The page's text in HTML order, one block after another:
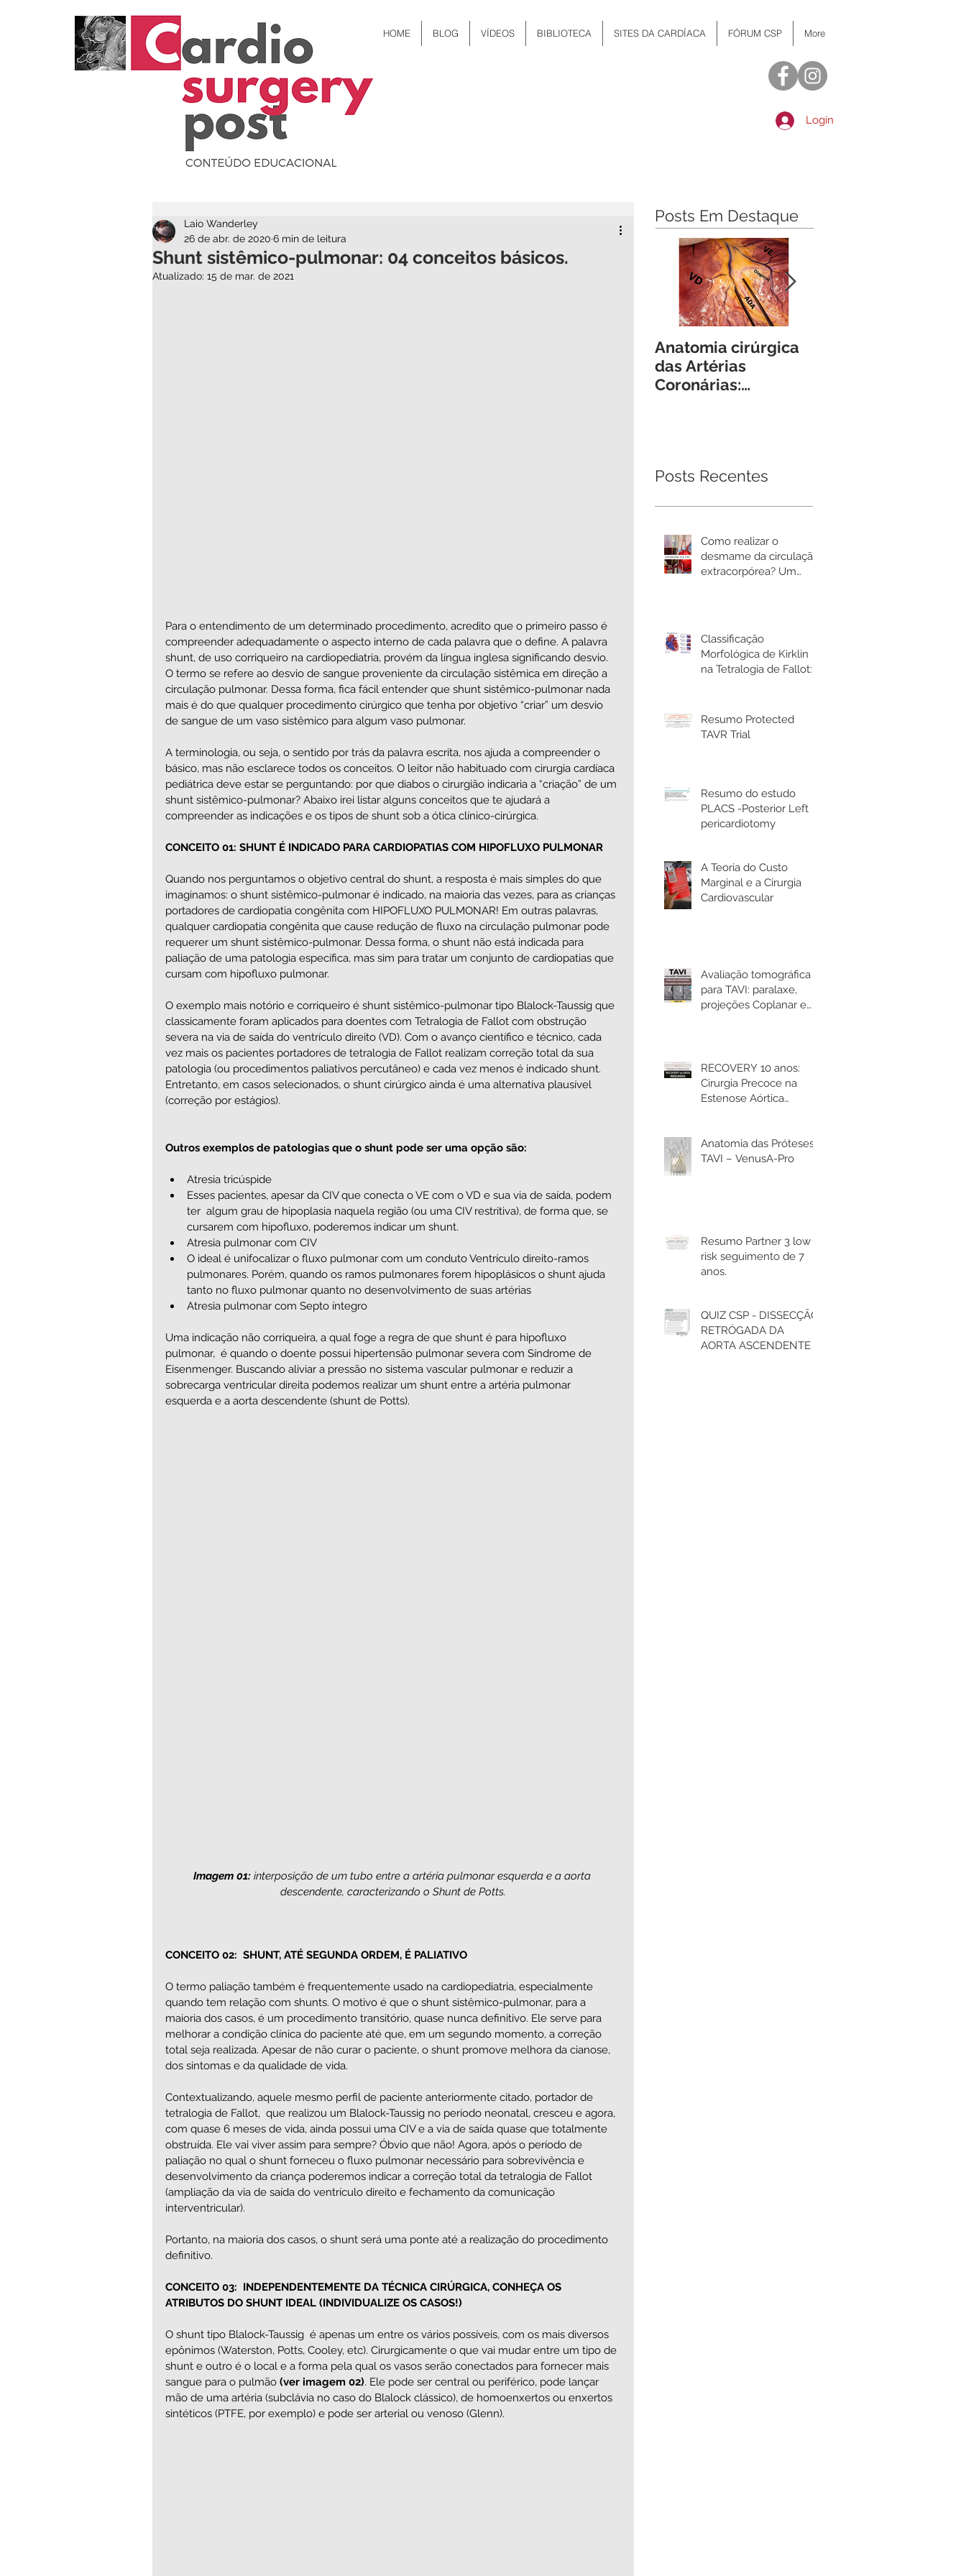
HOME BLOG VÍDEOS BIBLIOTECA SITES DA CARDÍACA FÓRUM CSP More
Login
Shunt sistêmico-pulmonar: 04 conceitos básicos.
Laio Wanderley
26 de abr. de 2020 6 min de leitura
Atualizado: 15 de mar. de 2021
Para o entendimento de um determinado procedimento, acredito que o primeiro passo é
compreender adequadamente o aspecto interno de cada palavra que o define. A palavra
shunt, de uso corriqueiro na cardiopediatria, provém da língua inglesa significando desvio.
O termo se refere ao desvio de sangue proveniente da circulação sistêmica em direção a
circulação pulmonar. Dessa forma, fica fácil entender que shunt sistêmico-pulmonar nada
mais é do que qualquer procedimento cirúrgico que tenha por objetivo “criar” um desvio
de sangue de um vaso sistêmico para algum vaso pulmonar.
A terminologia, ou seja, o sentido por trás da palavra escrita, nos ajuda a compreender o
básico, mas não esclarece todos os conceitos. O leitor não habituado com cirurgia cardíaca
pediátrica deve estar se perguntando: por que diabos o cirurgião indicaria a “criação” de um
shunt sistêmico-pulmonar? Abaixo irei listar alguns conceitos que te ajudará a
compreender as indicações e os tipos de shunt sob a ótica clínico-cirúrgica.
CONCEITO 01: SHUNT É INDICADO PARA CARDIOPATIAS COM HIPOFLUXO PULMONAR
Quando nos perguntamos o objetivo central do shunt, a resposta é mais simples do que
imaginamos: o shunt sistêmico-pulmonar é indicado, na maioria das vezes, para as crianças
portadores de cardiopatia congênita com HIPOFLUXO PULMONAR! Em outras palavras,
qualquer cardiopatia congênita que cause redução de fluxo na circulação pulmonar pode
requerer um shunt sistêmico-pulmonar. Dessa forma, o shunt não está indicada para
paliação de uma patologia específica, mas sim para tratar um conjunto de cardiopatias que
cursam com hipofluxo pulmonar.
O exemplo mais notório e corriqueiro é shunt sistêmico-pulmonar tipo Blalock-Taussig que
classicamente foram aplicados para doentes com Tetralogia de Fallot com obstrução
severa na via de saída do ventrículo direito (VD). Com o avanço científico e técnico, cada
vez mais os pacientes portadores de tetralogia de Fallot realizam correção total da sua
patologia (ou procedimentos paliativos percutâneo) e cada vez menos é indicado shunt.
Entretanto, em casos selecionados, o shunt cirúrgico ainda é uma alternativa plausível
(correção por estágios).
Outros exemplos de patologias que o shunt pode ser uma opção são:
Atresia tricúspide
Esses pacientes, apesar da CIV que conecta o VE com o VD e sua via de saída, podem
ter  algum grau de hipoplasia naquela região (ou uma CIV restritiva), de forma que, se
cursarem com hipofluxo, poderemos indicar um shunt.
Atresia pulmonar com CIV
O ideal é unifocalizar o fluxo pulmonar com um conduto Ventrículo direito-ramos
pulmonares. Porém, quando os ramos pulmonares forem hipoplásicos o shunt ajuda
tanto no fluxo pulmonar quanto no desenvolvimento de suas artérias
Atresia pulmonar com Septo íntegro
Uma indicação não corriqueira, a qual foge a regra de que shunt é para hipofluxo
pulmonar,  é quando o doente possui hipertensão pulmonar severa com Síndrome de
Eisenmenger. Buscando aliviar a pressão no sistema vascular pulmonar e reduzir a
sobrecarga ventricular direita podemos realizar um shunt entre a artéria pulmonar
esquerda e a aorta descendente (shunt de Potts).
Imagem 01: interposição de um tubo entre a artéria pulmonar esquerda e a aorta
descendente, caracterizando o Shunt de Potts.
CONCEITO 02:  SHUNT, ATÉ SEGUNDA ORDEM, É PALIATIVO
O termo paliação também é frequentemente usado na cardiopediatria, especialmente
quando tem relação com shunts. O motivo é que o shunt sistêmico-pulmonar, para a
maioria dos casos, é um procedimento transitório, quase nunca definitivo. Ele serve para
melhorar a condição clínica do paciente até que, em um segundo momento, a correção
total seja realizada. Apesar de não curar o paciente, o shunt promove melhora da cianose,
dos sintomas e da qualidade de vida.
Contextualizando, aquele mesmo perfil de paciente anteriormente citado, portador de
tetralogia de Fallot,  que realizou um Blalock-Taussig no período neonatal, cresceu e agora,
com quase 6 meses de vida, ainda possui uma CIV e a via de saída quase que totalmente
obstruída. Ele vai viver assim para sempre? Óbvio que não! Agora, após o período de
paliação no qual o shunt forneceu o fluxo pulmonar necessário para sobrevivência e
desenvolvimento da criança poderemos indicar a correção total da tetralogia de Fallot
(ampliação da via de saída do ventrículo direito e fechamento da comunicação
interventricular).
Portanto, na maioria dos casos, o shunt será uma ponte até a realização do procedimento
definitivo.
CONCEITO 03:  INDEPENDENTEMENTE DA TÉCNICA CIRÚRGICA, CONHEÇA OS
ATRIBUTOS DO SHUNT IDEAL (INDIVIDUALIZE OS CASOS!)
O shunt tipo Blalock-Taussig  é apenas um entre os vários possíveis, com os mais diversos
epônimos (Waterston, Potts, Cooley, etc). Cirurgicamente o que vai mudar entre um tipo de
shunt e outro é o local e a forma pela qual os vasos serão conectados para fornecer mais
sangue para o pulmão (ver imagem 02). Ele pode ser central ou periférico, pode lançar
mão de uma artéria (subclávia no caso do Blalock clássico), de homoenxertos ou enxertos
sintéticos (PTFE, por exemplo) e pode ser arterial ou venoso (Glenn).
Posts Em Destaque
Anatomia cirúrgica
das Artérias
Coronárias:
Posts Recentes
Como realizar o
desmame da circulação
extracorpórea? Um
Classificação
Morfológica de Kirklin
na Tetralogia de Fallot: o
Resumo Protected
TAVR Trial
Resumo do estudo
PLACS -Posterior Left
pericardiotomy
A Teoria do Custo
Marginal e a Cirurgia
Cardiovascular
Avaliação tomográfica
para TAVI: paralaxe,
projeções Coplanar e
RECOVERY 10 anos:
Cirurgia Precoce na
Estenose Aórtica
Anatomia das Próteses
TAVI – VenusA-Pro
Resumo Partner 3 low
risk seguimento de 7
anos.
QUIZ CSP - DISSECÇÃO
RETRÓGADA DA
AORTA ASCENDENTE E